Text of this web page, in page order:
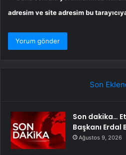
adresim ve site adresim bu
Son
Son dakika…
Başkanı
Ağustos 9, 2026